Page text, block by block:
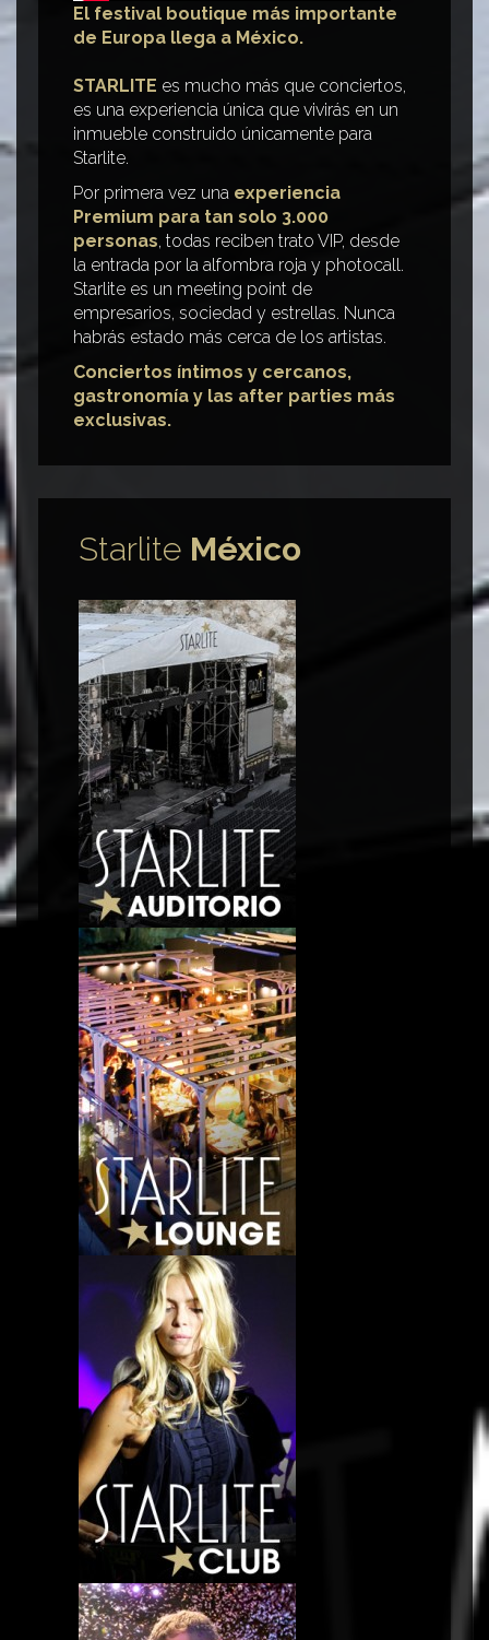
El festival boutique más importante
de Europa llega a México.
STARLITE es mucho más que conciertos,
es una experiencia única que vivirás en un
inmueble construido únicamente para
Starlite.
Por primera vez una experiencia
Premium para tan solo 3.000
personas, todas reciben trato VIP, desde
la entrada por la alfombra roja y photocall.
Starlite es un meeting point de
empresarios, sociedad y estrellas. Nunca
habrás estado más cerca de los artistas.
Conciertos íntimos y cercanos,
gastronomía y las after parties más
exclusivas.
Starlite México